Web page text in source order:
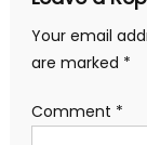
Your email
are marked *
Comment *